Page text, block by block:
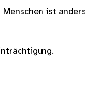
Menschen ist anders